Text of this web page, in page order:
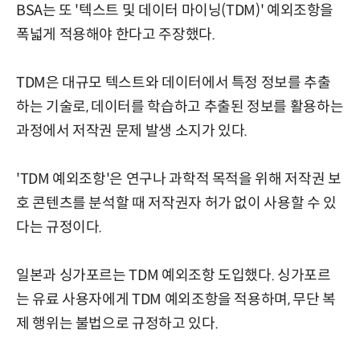
BSA는 또 '텍스트 및 데이터 마이닝(TDM)' 예외조항을
폭넓게 적용해야 한다고 주장했다.
TDM은 대규모 텍스트와 데이터에서 특정 정보를 추출
하는 기술로, 데이터를 학습하고 추출된 정보를 활용하는
과정에서 저작권 문제 발생 소지가 있다.
'TDM 예외조항'은 연구나 과학적 목적을 위해 저작권 보
호 콘텐츠를 분석할 때 저작권자 허가 없이 사용할 수 있
다는 규정이다.
일본과 싱가포르는 TDM 예외조항 도입했다. 싱가포르
는 유료 사용자에게 TDM 예외조항을 적용하며, 무단 복
제 행위는 불법으로 규정하고 있다.